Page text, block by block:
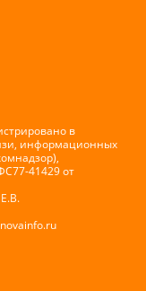
в
информационных
41429 от